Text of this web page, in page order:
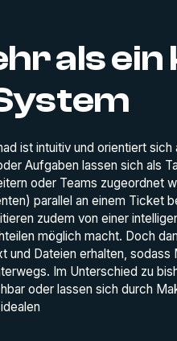
als
ist intuitiv und orientiert
Aufgaben lassen sich als
oder Teams zugeordnet
parallel an einem Ticket
zudem von einer
möglich macht. Doch
und Dateien erhalten,
Im Unterschied zu
oder lassen sich durch